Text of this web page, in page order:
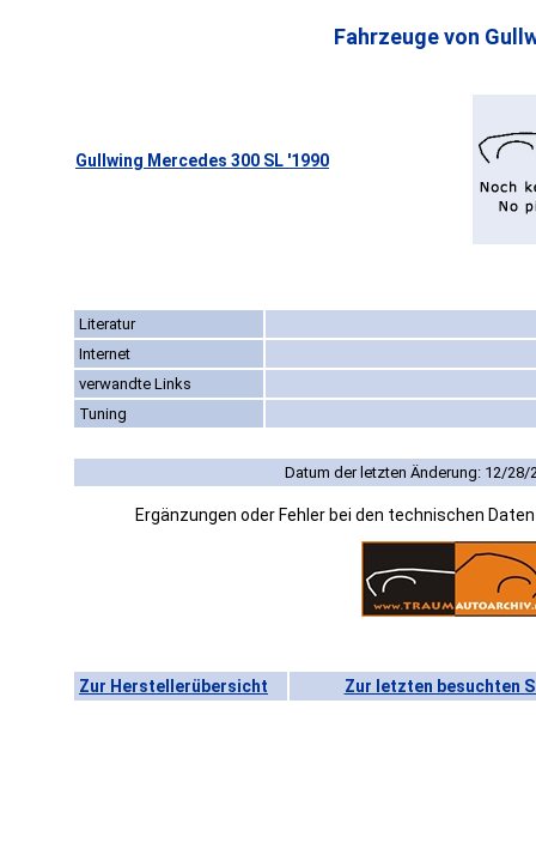
Fahrzeuge von
Gullwing Mercedes 300 SL '1990
Literatur
Internet
verwandte Links
Tuning
Datum der letzten Änderung: 12/28/
Ergänzungen oder Fehler bei den technischen
Zur Herstellerübersicht Zur letzten besuchten